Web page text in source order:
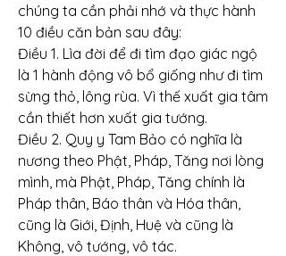
chúng ta cần phải nhớ và thực hành
10 điều căn bản sau đây:
Điều 1. Lìa đời để đi tìm đạo giác ngộ
là 1 hành động vô bổ giống như đi tìm
sừng thỏ, lông rùa. Vì thế xuất gia tâm
cần thiết hơn xuất gia tướng.
Điều 2. Quy y Tam Bảo có nghĩa là
nương theo Phật, Pháp, Tăng nơi lòng
mình, mà Phật, Pháp, Tăng chính là
Pháp thân, Báo thân và Hóa thân,
cũng là Giới, Định, Huệ và cũng là
Không, vô tướng, vô tác.